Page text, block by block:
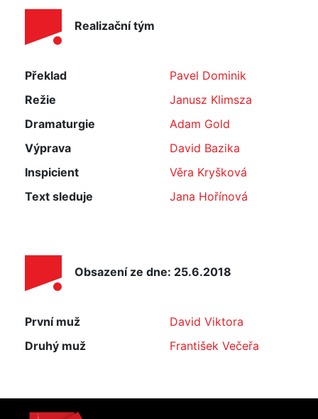
Realizační tým
Překlad
Pavel Dominik
Režie
Janusz Klimsza
Dramaturgie
Adam Gold
Výprava
David Bazika
Inspicient
Věra Kryšková
Text sleduje
Jana Hořínová
Obsazení ze dne: 25.6.2018
První muž
David Viktora
Druhý muž
František Večeřa